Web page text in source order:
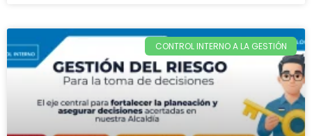
CONTROL INTERNO A LA GESTIÓN